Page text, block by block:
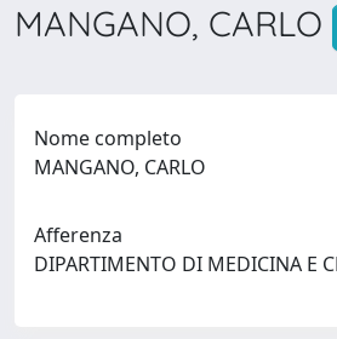
MANGANO, CARLO
Nome completo
MANGANO, CARLO
Afferenza
DIPARTIMENTO DI MEDICINA E